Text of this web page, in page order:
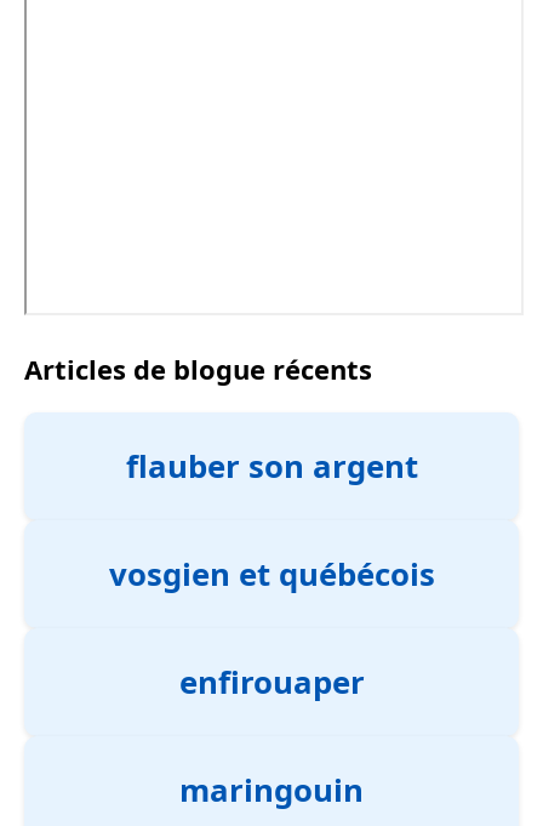
Articles de blogue récents
flauber son argent
vosgien et québécois
enfirouaper
maringouin